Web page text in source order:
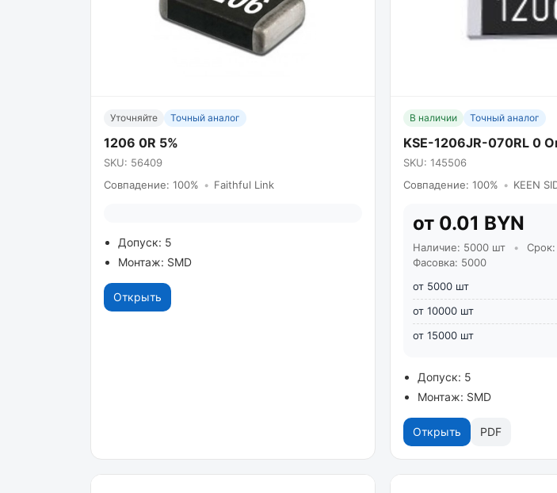
Уточняйте Точный аналог
1206 0R 5%
SKU: 56409
Совпадение: 100% • Faithful Link
Допуск: 5
Монтаж: SMD
Открыть
В наличии Точный аналог
KSE-1206JR-070RL 0
SKU: 145506
Совпадение: 100% • KEEN
от 0.01 BYN
Наличие: 5000 шт • Срок:
Фасовка: 5000
от 5000 шт
от 10000 шт
от 15000 шт
Допуск: 5
Монтаж: SMD
Открыть PDF